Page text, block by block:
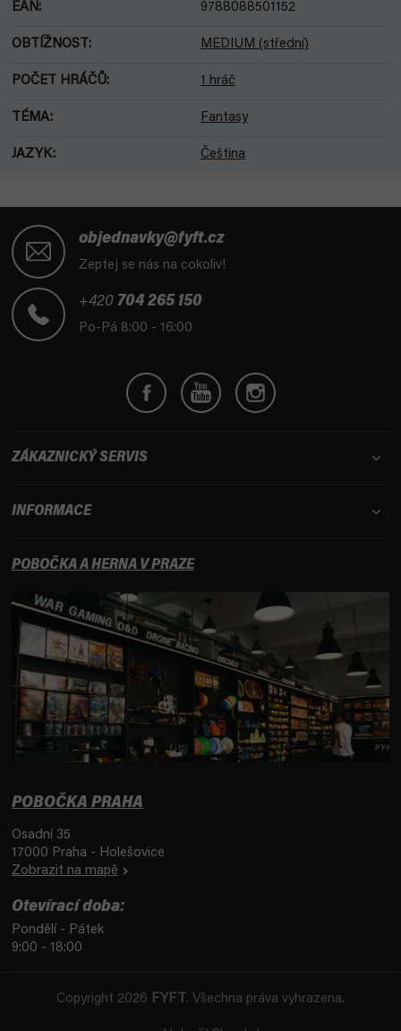
EAN: 9788088501152
OBTÍŽNOST : MEDIUM (střední)
POČET HRÁČŮ: 1 hráč
TÉMA: Fantasy
JAZYK: Čeština
objednavky@fyft.cz
Zeptej se nás na cokoliv!
+420 704 265 150
Po-Pá 8:00 - 16:00
ZÁKAZNICKÝ SERVIS
INFORMACE
POBOČKA A HERNA V PRAZE
POBOČKA PRAHA
Osadní 35
17000 Praha - Holešovice
Zobrazit na mapě
Otevírací doba:
Pondělí - Pátek
9:00 - 18:00
Copyright 2026 FYFT . Všechna práva vyhrazena.